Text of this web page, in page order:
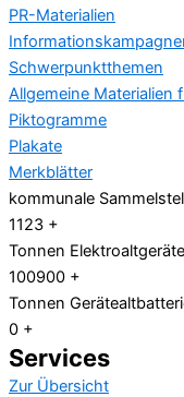
PR-Materialien
Schwerpunktthemen
Allgemeine Materialien
Piktogramme
Plakate
Merkblätter
kommunale
1123 +
Tonnen
100900 +
Tonnen
0 +
Services
Zur Übersicht